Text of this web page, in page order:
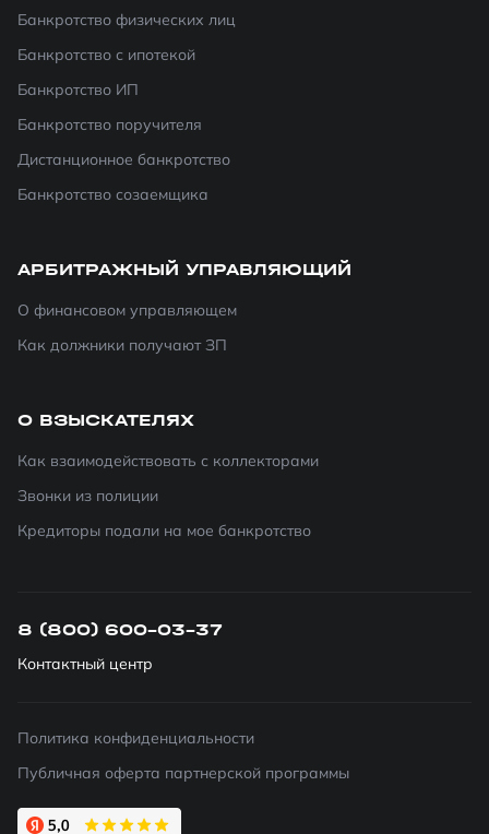
Банкротство физических лиц
Банкротство с ипотекой
Банкротство ИП
Банкротство поручителя
Дистанционное банкротство
Банкротство созаемщика
АРБИТРАЖНЫЙ УПРАВЛЯЮЩИЙ
О финансовом управляющем
Как должники получают ЗП
О ВЗЫСКАТЕЛЯХ
Как взаимодействовать с коллекторами
Звонки из полиции
Кредиторы подали на мое банкротство
8 (800) 600-03-37
Контактный центр
Политика конфиденциальности
Публичная оферта партнерской программы